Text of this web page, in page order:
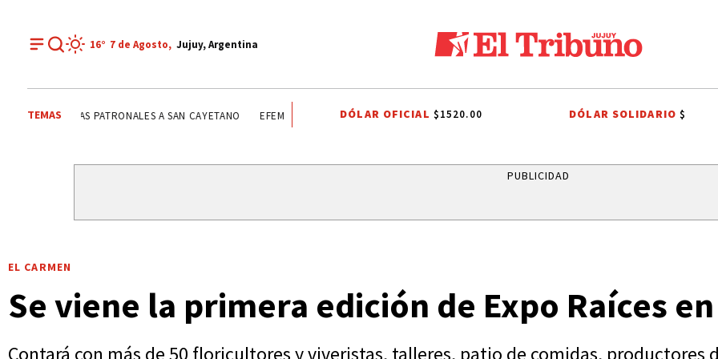
16° 7 de Agosto, Jujuy, Argentina
TEMASFIESTAS PATRONALES A SAN CAYETANO FIESTAS PATRONALES A SAN CAYETANO EFEMÉRIDES CONFLICTO PORTUARIO
DÓLAR OFICIAL $1520.00 DÓLAR SOLIDARIO$
PUBLICIDAD
EL CARMEN
Se viene la primera edición de Expo Raíces
Contará con más de 50 floricultores y viveristas, talleres, patio de comidas, productores